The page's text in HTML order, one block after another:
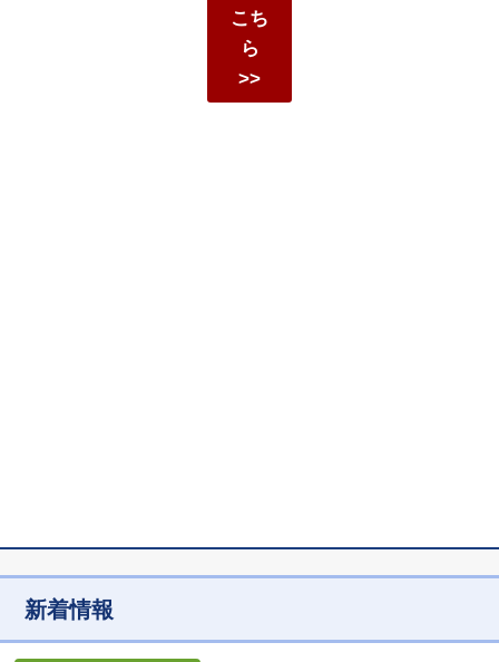
こち
ら
>>
新着情報